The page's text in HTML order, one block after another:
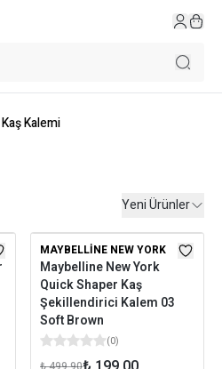
Kaş Kalemi
Yeni Ürünler
MAYBELLINE NEW YORK
Maybelline New York
Quick Shaper Kaş
Şekillendirici Kalem 03
Soft Brown
(0)